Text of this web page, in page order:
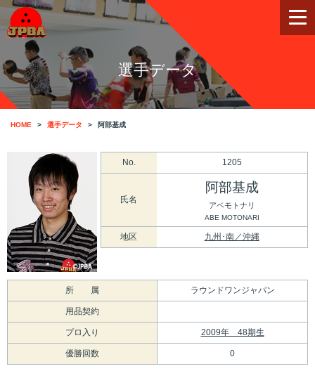
選手データ
HOME 選手データ 阿部基成
No. 1205
氏名
阿部基成
アベモトナリ
ABE MOTONARI
地区 九州･南／沖縄
所 属 ラウンドワンジャパン
用品契約
プロ入り 2009年 48期生
優勝回数 0